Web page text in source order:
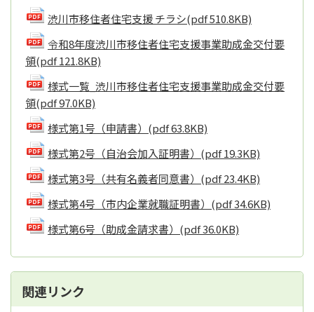
渋川市移住者住宅支援 チラシ(pdf 510.8KB)
令和8年度渋川市移住者住宅支援事業助成金交付要
領(pdf 121.8KB)
様式一覧_渋川市移住者住宅支援事業助成金交付要
領(pdf 97.0KB)
様式第1号（申請書） (pdf 63.8KB)
様式第2号（自治会加入証明書） (pdf 19.3KB)
様式第3号（共有名義者同意書） (pdf 23.4KB)
様式第4号（市内企業就職証明書） (pdf 34.6KB)
様式第6号（助成金請求書） (pdf 36.0KB)
関連リンク